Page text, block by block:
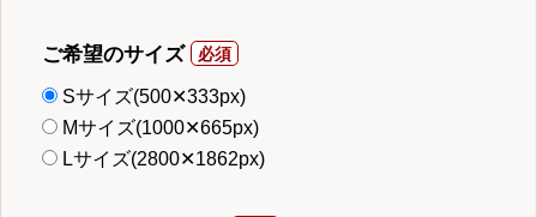
ご希望のサイズ
Sサイズ(500✕333px)
Mサイズ(1000✕665px)
Lサイズ(2800✕1862px)